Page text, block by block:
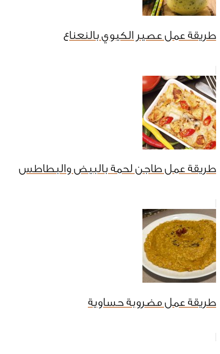
طريقة عمل عصير الكيوي بالنعناع
طريقة عمل طاجن لحمة بالبيض والبطاطس
طريقة عمل مضروبة حساوية